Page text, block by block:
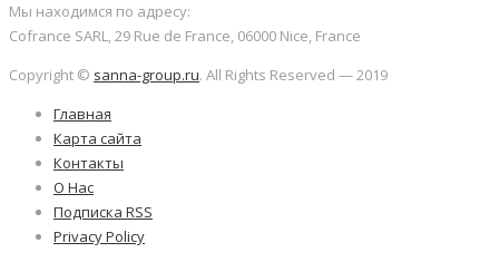
Мы находимся по адресу:
Cofrance SARL, 29 Rue de France, 06000 Nice, France
Copyright © sanna-group.ru. All Rights Reserved — 2019
Главная
Карта сайта
Контакты
О Нас
Подписка RSS
Privacy Policy